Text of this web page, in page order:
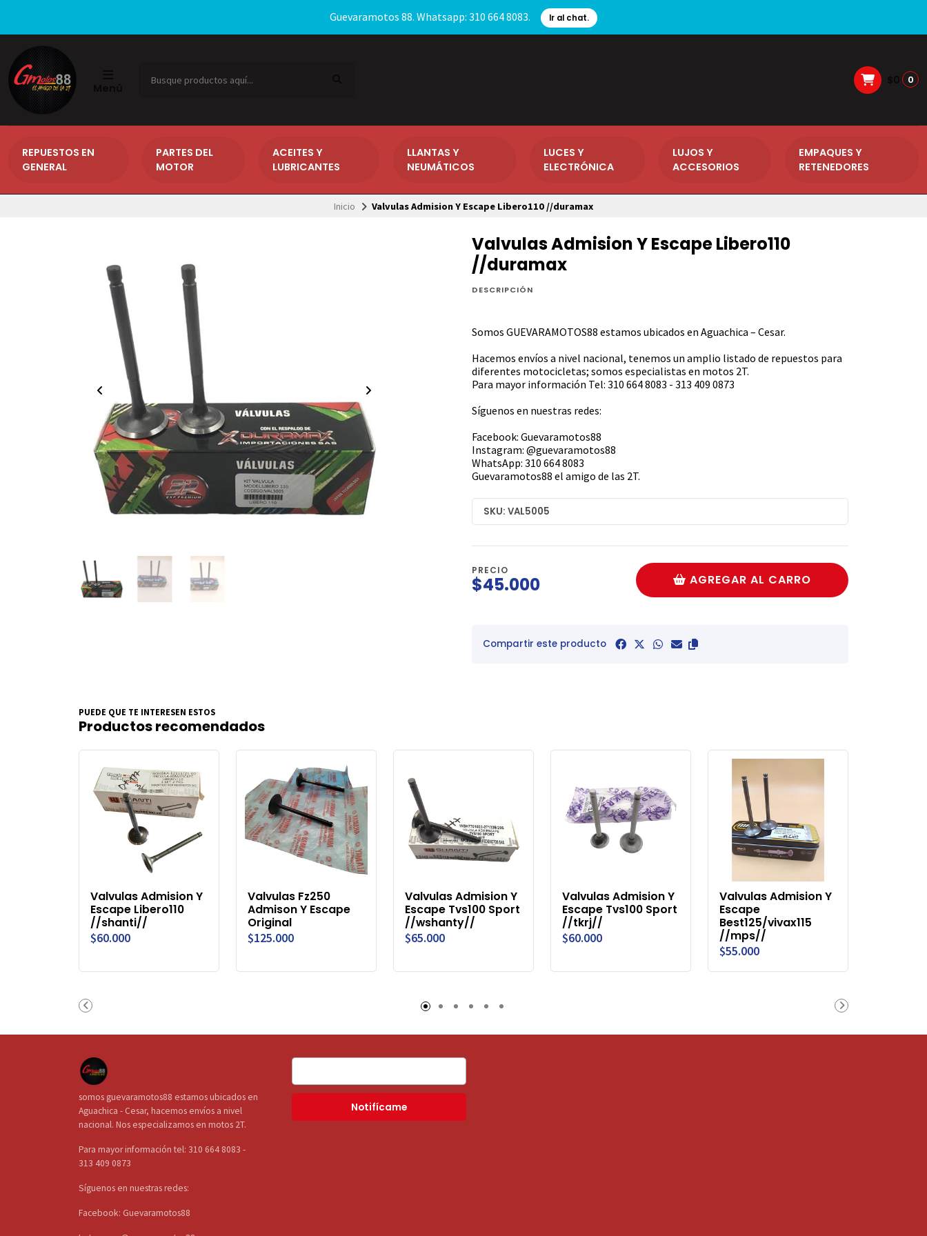
Guevaramotos 88. Whatsapp: 310 664 8083. Ir al chat.
0
REPUESTOS EN
GENERAL
PARTES DEL
MOTOR
ACEITES Y
LUBRICANTES
LLANTAS Y
NEUMÁTICOS
LUCES Y
ELECTRÓNICA
LUJOS Y
ACCESORIOS
EMPAQUES Y
RETENEDORES
Inicio Valvulas Admision Y Escape Libero110 //duramax
Valvulas Admision Y Escape Libero110
//duramax
DESCRIPCIÓN
Somos GUEVARAMOTOS88 estamos ubicados en Aguachica – Cesar.
Hacemos envíos a nivel nacional, tenemos un amplio listado de repuestos para
diferentes motocicletas; somos especialistas en motos 2T.
Para mayor información Tel: 310 664 8083 - 313 409 0873
Síguenos en nuestras redes:
Facebook: Guevaramotos88
Instagram: @guevaramotos88
WhatsApp: 310 664 8083
Guevaramotos88 el amigo de las 2T.
SKU: VAL5005
PRECIO
$45.000 AGREGAR AL CARRO
Compartir este producto
PUEDE QUE TE INTERESEN ESTOS
Productos recomendados
Valvulas Admision Y
Escape Libero110
//shanti//
$60.000
Valvulas Fz250
Admison Y Escape
Original
$125.000
Valvulas Admision Y
Escape Tvs100 Sport
//wshanty//
$65.000
Valvulas Admision Y
Escape Tvs100 Sport
//tkrj//
$60.000
Valvulas Admision Y
Escape
Best125/vivax115
//mps//
$55.000
somos guevaramotos88 estamos ubicados en
Aguachica - Cesar, hacemos envíos a nivel
nacional. Nos especializamos en motos 2T.
Para mayor información tel: 310 664 8083 -
313 409 0873
Síguenos en nuestras redes:
Facebook: Guevaramotos88
Notifícame